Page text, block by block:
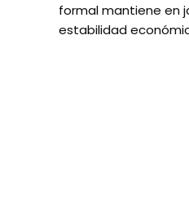
formal mantiene en
estabilidad